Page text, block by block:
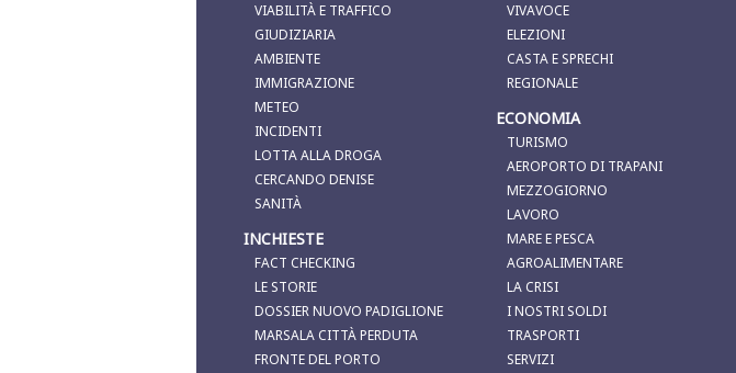
VIABILITÀ E TRAFFICO
GIUDIZIARIA
AMBIENTE
IMMIGRAZIONE
METEO
INCIDENTI
LOTTA ALLA DROGA
CERCANDO DENISE
SANITÀ
INCHIESTE
FACT CHECKING
LE STORIE
DOSSIER NUOVO PADIGLIONE
MARSALA CITTÀ PERDUTA
FRONTE DEL PORTO
VIVAVOCE
ELEZIONI
CASTA E SPRECHI
REGIONALE
ECONOMIA
TURISMO
AEROPORTO DI TRAPANI
MEZZOGIORNO
LAVORO
MARE E PESCA
AGROALIMENTARE
LA CRISI
I NOSTRI SOLDI
TRASPORTI
SERVIZI